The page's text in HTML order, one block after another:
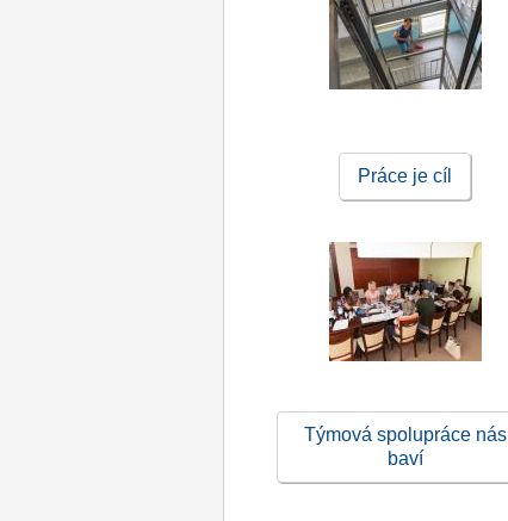
Práce je cíl
Týmová spolupráce nás
baví